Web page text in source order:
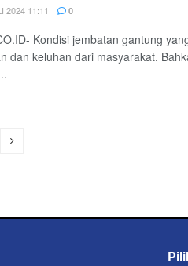
2024 11:11 0
Kondisi jembatan gantung
dan keluhan dari masyarakat.